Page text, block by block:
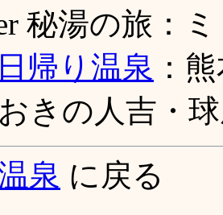
秘湯の旅：
帰り温泉 ：
きの人吉・
泉 に戻る